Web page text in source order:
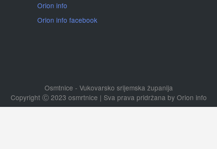
Orion info
Orion info facebook
Osmtnice - Vukovarsko srijemska županija
Copyright Ⓒ 2023 osmrtnice | Sva prava pridržana by Orion info